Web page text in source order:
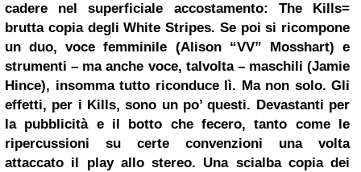
cadere nel superficiale accostamento: The Kills=
brutta copia degli White Stripes. Se poi si ricompone
un duo, voce femminile (Alison “VV” Mosshart)e
strumenti – ma anche voce, talvolta – maschili (Jamie
Hince), insomma tutto riconduce lì. Ma non solo. Gli
effetti, per i Kills, sono un po’ questi. Devastanti per
la pubblicità e il botto che fecero, tanto come le
ripercussioni su certe convenzioni una volta
attaccato il play allo stereo. Una scialba copia dei